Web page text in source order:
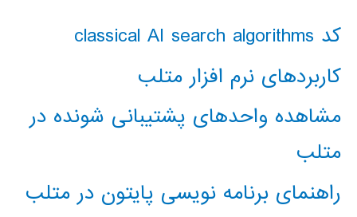
کد classical AI search algorithms
کاربردهای نرم افزار متلب
مشاهده واحدهای پشتیبانی شونده در
متلب
راهنمای برنامه نویسی پایتون در متلب